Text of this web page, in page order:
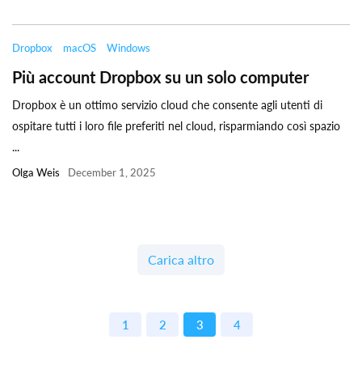
Dropbox macOS Windows
Più account Dropbox su un solo computer
Dropbox è un ottimo servizio cloud che consente agli utenti di
ospitare tutti i loro file preferiti nel cloud, risparmiando così spazio
...
Olga Weis December 1, 2025
Carica altro
1 2 3 4